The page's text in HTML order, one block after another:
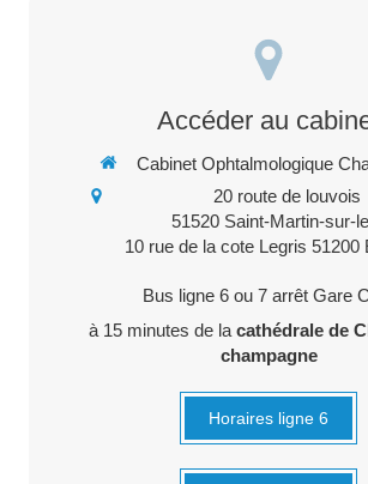
Accéder au
Cabinet Ophtalmologique
20 route de louvois
51520 Saint-Martin-sur-
10 rue de la cote Legris 51200
Bus ligne 6 ou 7 arrêt Gare
à 15 minutes de la cathédrale de
champagne
Horaires ligne 6